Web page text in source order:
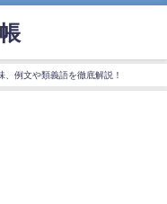
、例文や類義語を徹底解説！